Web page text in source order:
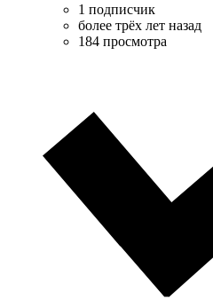
1 подписчик
более трёх лет назад
184 просмотра